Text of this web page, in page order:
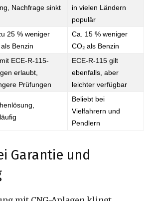
Nachfrage sinkt
in vielen Ländern
populär
25 % weniger
als Benzin
Ca. 15 % weniger
CO₂ als Benzin
ECE-R-115-
erlaubt,
Prüfungen
ECE-R-115 gilt
ebenfalls, aber
leichter verfügbar
Beliebt bei
Vielfahrern und
Pendlern
Garantie und